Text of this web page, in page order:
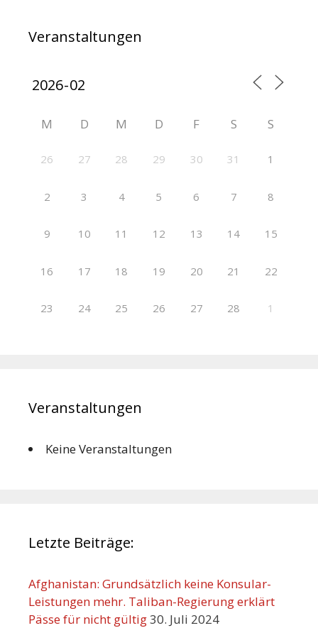
Veranstaltungen
M D M D F S S
26 27 28 29 30 31 1
2 3 4 5 6 7 8
9 10 11 12 13 14 15
16 17 18 19 20 21 22
23 24 25 26 27 28 1
Veranstaltungen
Keine Veranstaltungen
Letzte Beiträge:
Afghanistan: Grundsätzlich keine Konsular-
Leistungen mehr. Taliban-Regierung erklärt
Pässe für nicht gültig30. Juli 2024